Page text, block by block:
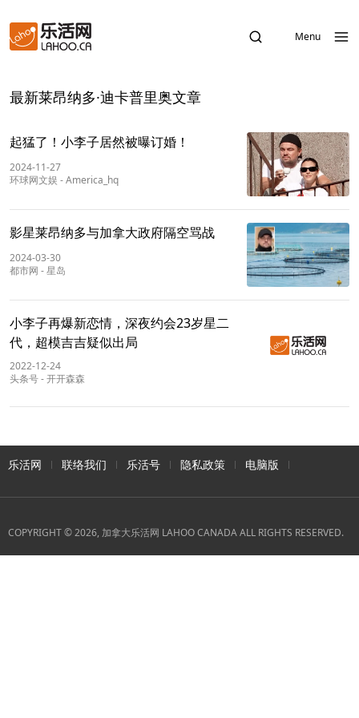
Menu
最新莱昂纳多·迪卡普里奥文章
起猛了！小李子居然被曝订婚！
2024-11-27
环球网文娱 -America_hq
影星莱昂纳多与加拿大政府隔空骂战
2024-03-30
都市网 -星岛
小李子再爆新恋情，深夜约会23岁星二
代，超模吉吉疑似出局
2022-12-24
头条号-开开森森
乐活网 联络我们 乐活号 隐私政策 电脑版
COPYRIGHT © 2026, 加拿大乐活网 LAHOO CANADA ALL RIGHTS RESERVED.